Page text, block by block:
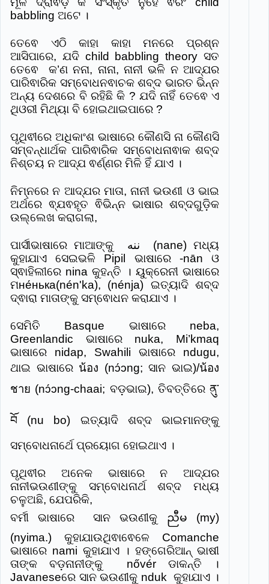
babbling ଅଟେ ।
ତେଵେ ଏଠି କାହା କାହା ମନରେ ପ୍ରଶ୍ନ
ଆସିପାରେ, ଯଦି child babbling theory ସତ
ତେଵେ କ’ଣ ନନା, ନାନା, ନାନୀ ଭଳି ନ ଆଦ୍ଯର
ପାରିଵାରିକ ସମ୍ବୋଧନଵାଚକ ଶବ୍ଦ ଭାରତ ଭିନ୍ନ
ଅନ୍ୟ ଦେଶରେ ବି ରହିଛି କି ? ଯଦି ନାହିଁ ତେଵେ ଏ
ଥିଓରୀ ମିଥ୍ୟା ବି ହୋଇଥାଇପାରେ ?
ପୃଥିଵୀରେ ଅଧିକାଂଶ ଭାଷାରେ କୌଣସି ନା କୌଣସି
ସମ୍ବନ୍ଧାର୍ଥକ ପାରିଵାରିକ ସମ୍ବୋଧନାଵାକ ଶବ୍ଦ
ନିଶ୍ଚୟ ନ ଆଦ୍ଯ ଵର୍ଣ୍ଣର ମିଳି ହିଁ ଯାଏ ।
ନିମ୍ନରେ ନ ଆଦ୍ଯର ମାତା, ନାନୀ ଭଉଣୀ ଓ ଭାଇ
ଅର୍ଥରେ ଵ୍ଯଵହୃତ ଵିଭିନ୍ନ ଭାଷାର ଶବ୍ଦଗୁଡି଼କ
ଉଲ୍ଲେଖ କରାଗଲା,
ପାର୍ସୀଭାଷାରେ ମାଆଙ୍କୁ‎ ننه‎ (nane) ମଧ୍ୟ
କୁହାଯାଏ ସେଇଭଳି Pipil ଭାଷାରେ -nān ଓ
ସ୍ଵାହିଲୀରେ nina କୁହନ୍ତି । ୟୁକ୍ରେନୀ ଭାଷାରେ
ମне́нька(nénʹka), (nénja) ଇତ୍ୟାଦି ଶବ୍ଦ
ଦ୍ଵାରା ମାତାଙ୍କୁ ସମ୍ଵୋଧନ କରାଯାଏ ।
ସେମିତି Basque ଭାଷାରେ neba,
Greenlandic ଭାଷାରେ nuka, Mi’kmaq
ଭାଷାରେ nidap, Swahili ଭାଷାରେ ndugu,
ଥାଇ ଭାଷାରେ น้อง (nɔ́ɔng; ସାନ ଭାଇ)/น้อง
ชาย (nɔ́ɔng-chaai; ବଡ଼ଭାଇ), ତିବତ୍ତିରେ ནུ་
བོ (nu bo) ଇତ୍ୟାଦି ଶବ୍ଦ ଭାଇମାନଙ୍କୁ
ସମ୍ବୋଧନାର୍ଥେ ପ୍ରୟୋଗ ହୋଇଥାଏ ।
ପୃଥିଵୀର ଅନେକ ଭାଷାରେ ନ ଆଦ୍ଯର
ନାନୀଭଉଣୀଙ୍କୁ ସମ୍ବୋଧନାର୍ଥ ଶବ୍ଦ ମଧ୍ୟ
ଚଳୁଅଛି, ଯେପରିକି,
ବର୍ମୀ ଭାଷାରେ ସାନ ଭଉଣୀକୁ ညီမ (my)
(nyima.) କୁହାଯାଉଥିଵାଵେଳେ Comanche
ଭାଷାରେ nami କୁହାଯାଏ । ହଙ୍ଗେରିଆନ୍ ଭାଷୀ
ତାଙ୍କ ବଡ଼ନାନୀଙ୍କୁ nővér ଡାକନ୍ତି ।
Javaneseରେ ସାନ ଭଉଣୀକୁ nduk କୁହାଯାଏ ।